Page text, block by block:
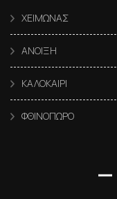
ΧΕΙΜΩΝΑΣ
ΑΝΟΙΞΗ
ΚΑΛΟΚΑΙΡΙ
ΦΘΙΝΟΠΩΡΟ